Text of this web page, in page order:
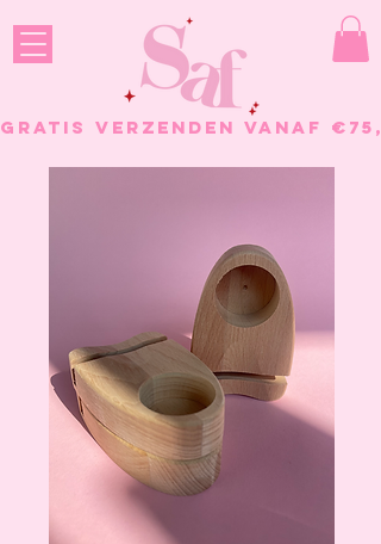
GRATIS VERZENDEN VANAF